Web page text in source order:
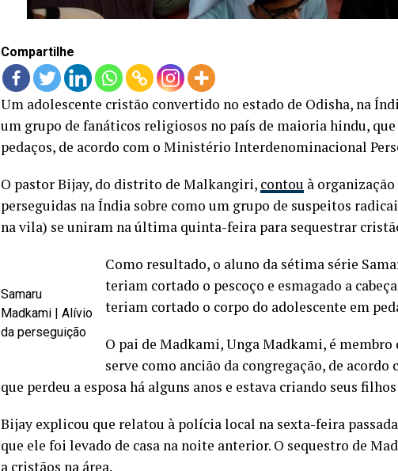
Compartilhe
Um adolescente cristão convertido no estado de Odisha, na
um grupo de fanáticos religiosos no país de maioria hindu,
pedaços, de acordo com o Ministério Interdenominacional
O pastor Bijay, do distrito de Malkangiri, contou à
perseguidas na Índia sobre como um grupo de suspeitos
na vila) se uniram na última quinta-feira para sequestrar
Samaru
Madkami | Alívio
da perseguição
Como resultado, o aluno da sétima série
teriam cortado o pescoço e esmagado a
teriam cortado o corpo do adolescente em
O pai de Madkami, Unga Madkami, é
serve como ancião da congregação, de
que perdeu a esposa há alguns anos e estava criando seus
Bijay explicou que relatou à polícia local na sexta-feira
que ele foi levado de casa na noite anterior. O sequestro de
a cristãos na área.